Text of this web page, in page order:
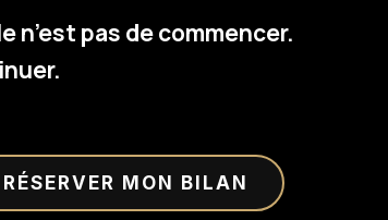
n’est pas de commencer.
RÉSERVER MON BILAN